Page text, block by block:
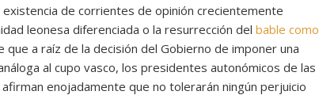
de corrientes de opinión crecientemente
leonesa diferenciada o la resurrección del bable como
que a raíz de la decisión del Gobierno de imponer una
al cupo vasco, los presidentes autonómicos de las
enojadamente que no tolerarán ningún perjuicio